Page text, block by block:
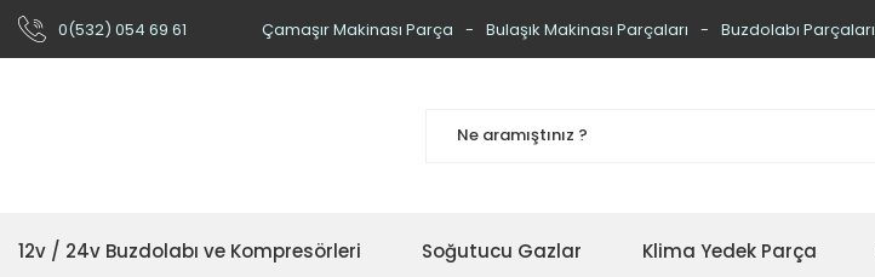
0(532) 054 69 61 Çamaşır Makinası Parça Bulaşık Makinası Parçaları Buzdolabı Parçaları
12v / 24v Buzdolabı ve Kompresörleri Soğutucu Gazlar Klima Yedek Parça